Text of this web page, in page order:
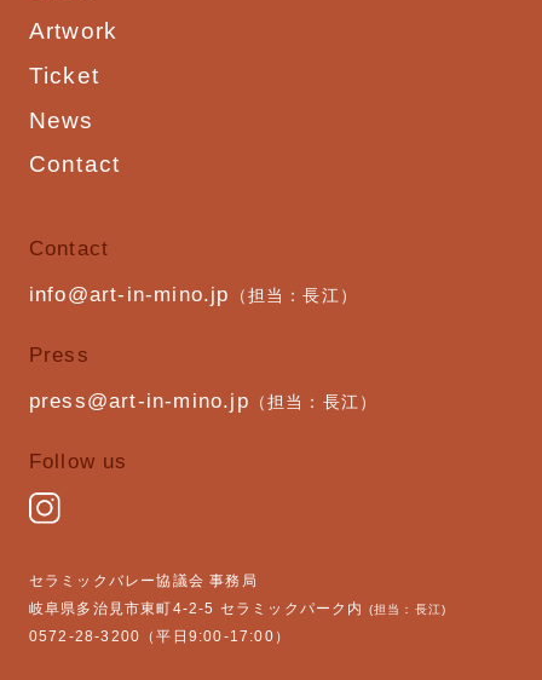
Artwork
Ticket
News
Contact
Contact
info@art-in-mino.jp （担当：長江）
Press
press@art-in-mino.jp （担当：長江）
Follow us
セラミックバレー協議会 事務局
岐阜県多治見市東町4-2-5 セラミックパーク内
(担当：長江)
0572-28-3200（平日9:00-17:00）